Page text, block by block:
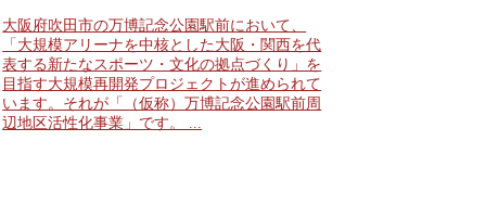
大阪府吹田市の万博記念公園駅前において、
「大規模アリーナを中核とした大阪・関西を代
表する新たなスポーツ・文化の拠点づくり」を
目指す大規模再開発プロジェクトが進められて
います。それが「（仮称）万博記念公園駅前周
辺地区活性化事業」です。 ...